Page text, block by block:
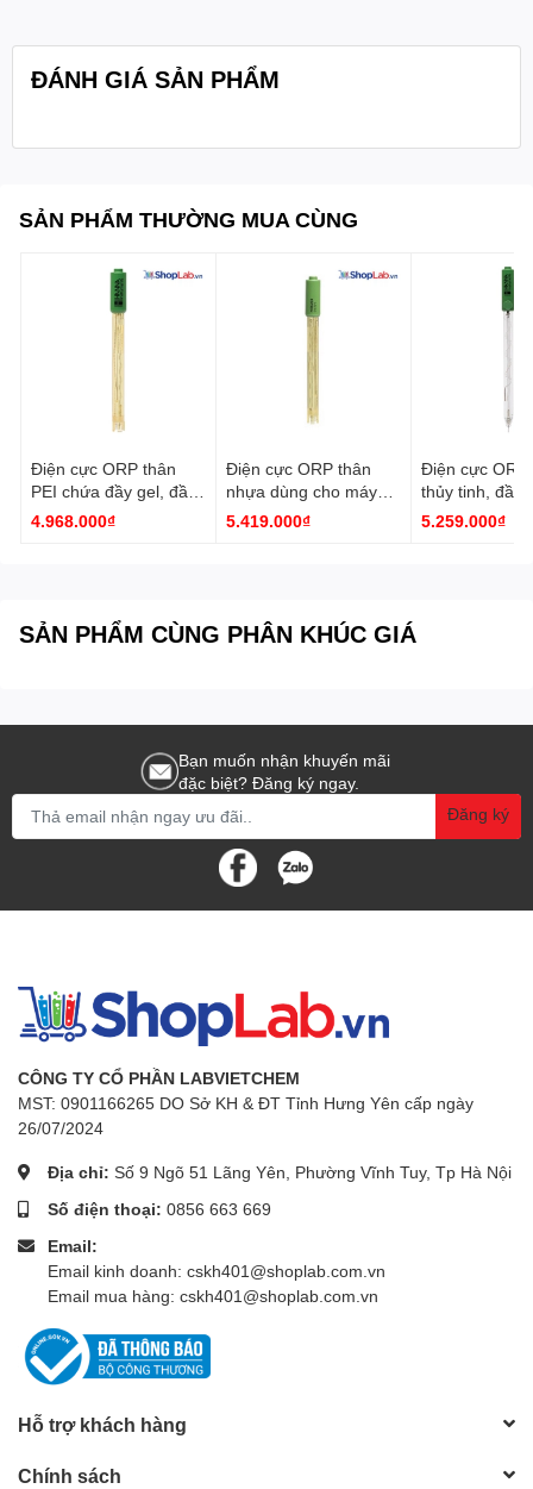
- Chiều dài thân / Chiều dài tổng: 120 mm / 160
- Đường kính ngoài: 12 mm
Quy cách đóng
ĐÁNH GIÁ SẢN PHẨM
SẢN PHẨM THƯỜNG MUA CÙNG
Điện cực ORP thân
PEI chứa đầy gel, đầu
nối DIN HI3620D
4.968.000₫
Điện cực ORP thân
nhựa dùng cho máy
HI98190 HI36203
5.419.000₫
Điện cực ORP
thủy tinh, đầu
HI3619D
5.259.000₫
SẢN PHẨM CÙNG PHÂN KHÚC GIÁ
Bạn muốn nhận khuyến mãi
đặc biệt? Đăng ký ngay.
Đăng ký
CÔNG TY CỔ PHẦN LABVIETCHEM
MST: 0901166265 DO Sở KH & ĐT Tỉnh Hưng Yên cấp ngày
26/07/2024
Địa chỉ: Số 9 Ngõ 51 Lãng Yên, Phường Vĩnh Tuy, Tp Hà Nội
Số điện thoại: 0856 663 669
Email:
Email kinh doanh: cskh401@shoplab.com.vn
Email mua hàng: cskh401@shoplab.com.vn
Hỗ trợ khách hàng
Chính sách